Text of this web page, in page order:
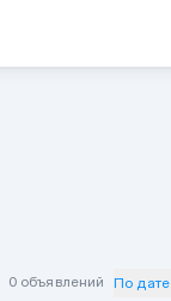
0 объявлений По дате